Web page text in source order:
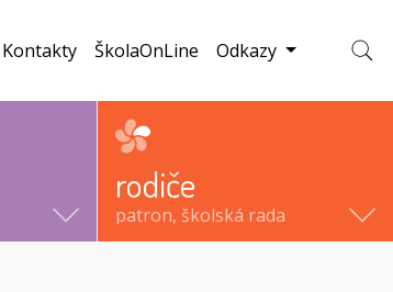
rodiče
patron, školská rada
Kontakty ŠkolaOnLine Odkazy